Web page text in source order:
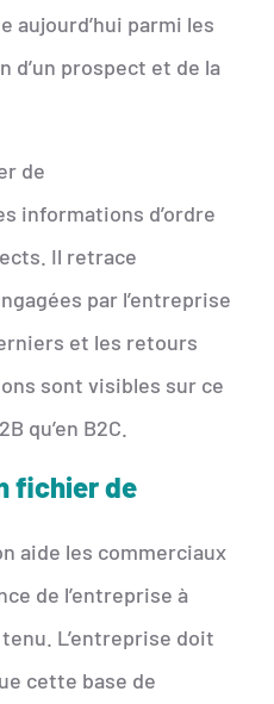
aujourd’hui parmi les
d’un prospect et de la
de
informations d’ordre
Il retrace
par l’entreprise
et les retours
sont visibles sur ce
qu’en B2C.
fichier de
aide les commerciaux
de l’entreprise à
L’entreprise doit
cette base de